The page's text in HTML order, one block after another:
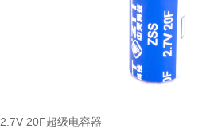
2.7V 20F超级电容器